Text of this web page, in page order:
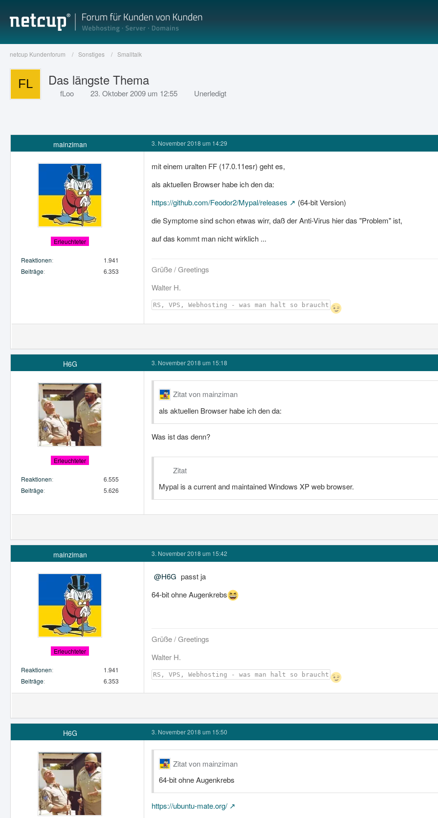
netcup Kundenforum Sonstiges Smalltalk
Das längste Thema
fLoo 23. Oktober 2009 um 12:55 Unerledigt
mainziman
Erleuchteter
Reaktionen
1.941
Beiträge
6.353
3. November 2018 um 14:29
mit einem uralten FF (17.0.11esr) geht es,
als aktuellen Browser habe ich den da:
https://github.com/Feodor2/Mypal/releases
(64-bit Version)
die Symptome sind schon etwas wirr, daß der Anti-Virus hier das "Problem" ist,
auf das kommt man nicht wirklich ...
Grüße / Greetings
Walter H.
RS, VPS, Webhosting - was man halt so braucht
H6G
Erleuchteter
Reaktionen
6.555
Beiträge
5.626
3. November 2018 um 15:18
Zitat von mainziman
als aktuellen Browser habe ich den da:
Was ist das denn?
Zitat
Mypal is a current and maintained Windows XP web browser.
mainziman
Erleuchteter
Reaktionen
1.941
Beiträge
6.353
3. November 2018 um 15:42
H6G passt ja
64-bit ohne Augenkrebs
Grüße / Greetings
Walter H.
RS, VPS, Webhosting - was man halt so braucht
H6G 3. November 2018 um 15:50
Zitat von mainziman
64-bit ohne Augenkrebs
https://ubuntu-mate.org/